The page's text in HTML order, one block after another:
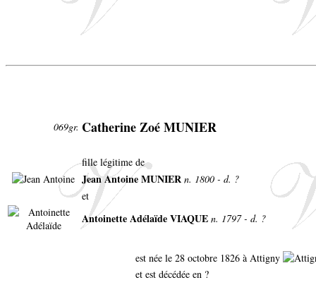
069gr. Catherine Zoé MUNIER
fille légitime de
Jean Antoine MUNIER n. 1800 - d. ?
et
Antoinette Adélaïde VIAQUE n. 1797 - d. ?
est née le 28 octobre 1826 à Attigny
et est décédée en ?